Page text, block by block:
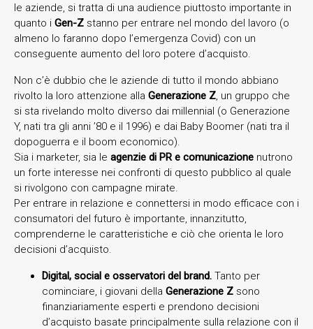
le aziende, si tratta di una audience piuttosto importante in
quanto i Gen-Z stanno per entrare nel mondo del lavoro (o
almeno lo faranno dopo l’emergenza Covid) con un
conseguente aumento del loro potere d’acquisto.
Non c’è dubbio che le aziende di tutto il mondo abbiano
rivolto la loro attenzione alla Generazione Z, un gruppo che
si sta rivelando molto diverso dai millennial (o Generazione
Y, nati tra gli anni ’80 e il 1996) e dai Baby Boomer (nati tra il
dopoguerra e il boom economico).
Sia i marketer, sia le agenzie di PR e comunicazione nutrono
un forte interesse nei confronti di questo pubblico al quale
si rivolgono con campagne mirate.
Per entrare in relazione e connettersi in modo efficace con i
consumatori del futuro è importante, innanzitutto,
comprenderne le caratteristiche e ciò che orienta le loro
decisioni d’acquisto.
Digital, social e osservatori del brand. Tanto per
cominciare, i giovani della Generazione Z sono
finanziariamente esperti e prendono decisioni
d’acquisto basate principalmente sulla relazione con il